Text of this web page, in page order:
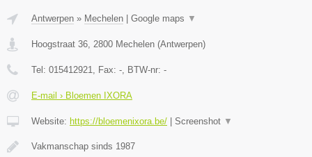
Antwerpen » Mechelen Google maps ▼
Hoogstraat 36, 2800 Mechelen (Antwerpen)
Tel: 015412921, Fax: -, BTW-nr: -
E-mail › Bloemen IXORA
Website: https://bloemenixora.be/ Screenshot ▼
Vakmanschap sinds 1987